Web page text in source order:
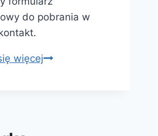
do pobrania w
więcejKurs